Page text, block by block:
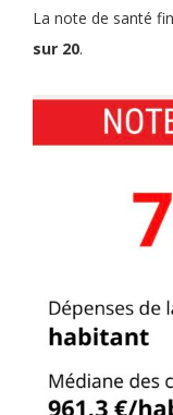
La note de santé
sur 20.